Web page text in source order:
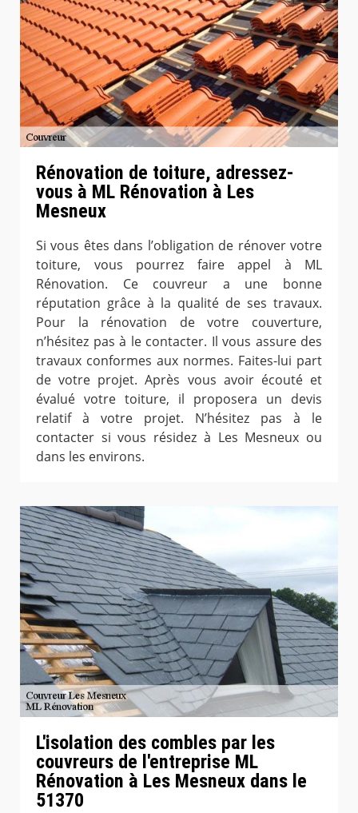
Rénovation de toiture, adressez-
vous à ML Rénovation à Les
Mesneux
Si vous êtes dans l’obligation de rénover votre
toiture, vous pourrez faire appel à ML
Rénovation. Ce couvreur a une bonne
réputation grâce à la qualité de ses travaux.
Pour la rénovation de votre couverture,
n’hésitez pas à le contacter. Il vous assure des
travaux conformes aux normes. Faites-lui part
de votre projet. Après vous avoir écouté et
évalué votre toiture, il proposera un devis
relatif à votre projet. N’hésitez pas à le
contacter si vous résidez à Les Mesneux ou
dans les environs.
L'isolation des combles par les
couvreurs de l'entreprise ML
Rénovation à Les Mesneux dans le
51370